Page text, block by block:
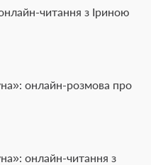
читання з Іриною
онлайн-розмова про
онлайн-читання з